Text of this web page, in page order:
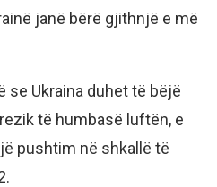
janë bërë gjithnjë e më
se Ukraina duhet të bëjë
të humbasë luftën, e
pushtim në shkallë të